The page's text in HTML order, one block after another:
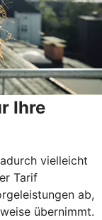
Ihre
vielleicht
Tarif
ab,
übernimmt.